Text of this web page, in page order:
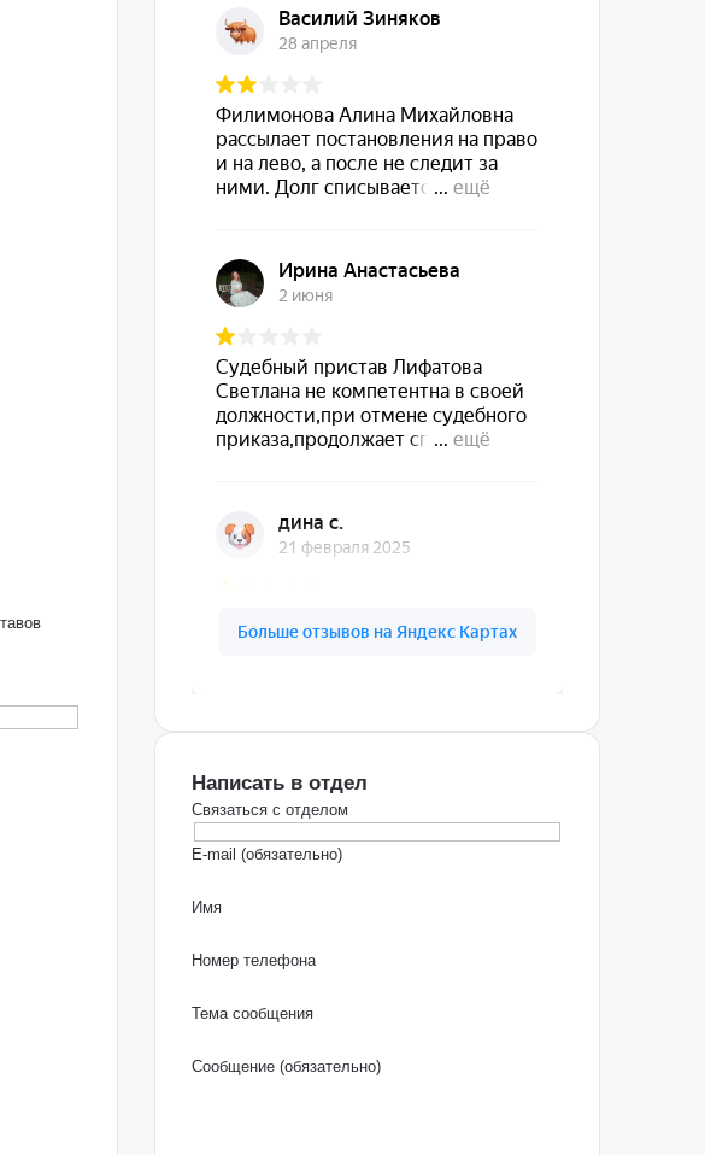
Написать в отдел
Связаться с отделом
E-mail (обязательно)
Имя
Номер телефона
Тема сообщения
Сообщение (обязательно)